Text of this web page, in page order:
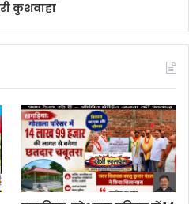
कुशवाहा